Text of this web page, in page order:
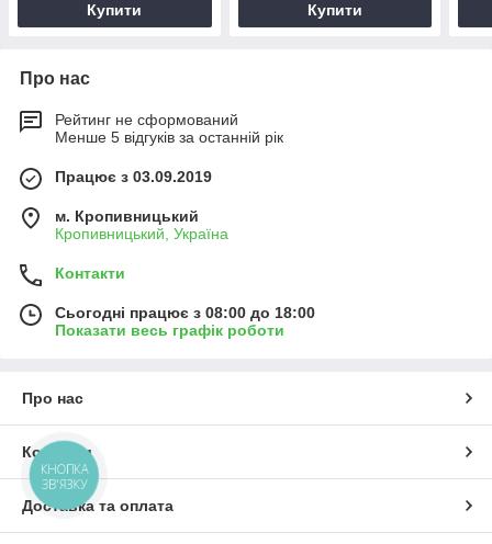
Купити Купити
Про нас
Рейтинг не сформований
Менше 5 відгуків за останній рік
Працює з 03.09.2019
м. Кропивницький
Кропивницький, Україна
Контакти
Сьогодні працює з 08:00 до 18:00
Показати весь графік роботи
Про нас
Контакти
Доставка та оплата
КНОПКА
ЗВ'ЯЗКУ